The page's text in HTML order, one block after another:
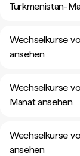
Turkmenistan-
Wechselkurse
ansehen
Wechselkurse
Manat ansehen
Wechselkurse
ansehen